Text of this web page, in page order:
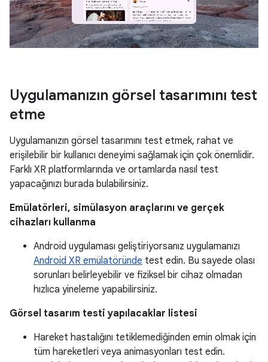
Uygulamanızın görsel tasarımını test
etme
Uygulamanızın görsel tasarımını test etmek, rahat ve
erişilebilir bir kullanıcı deneyimi sağlamak için çok önemlidir.
Farklı XR platformlarında ve ortamlarda nasıl test
yapacağınızı burada bulabilirsiniz.
Emülatörleri, simülasyon araçlarını ve gerçek
cihazları kullanma
Android uygulaması geliştiriyorsanız uygulamanızı
Android XR emülatöründe test edin. Bu sayede olası
sorunları belirleyebilir ve fiziksel bir cihaz olmadan
hızlıca yineleme yapabilirsiniz.
Görsel tasarım testi yapılacaklar listesi
Hareket hastalığını tetiklemediğinden emin olmak için
tüm hareketleri veya animasyonları test edin.